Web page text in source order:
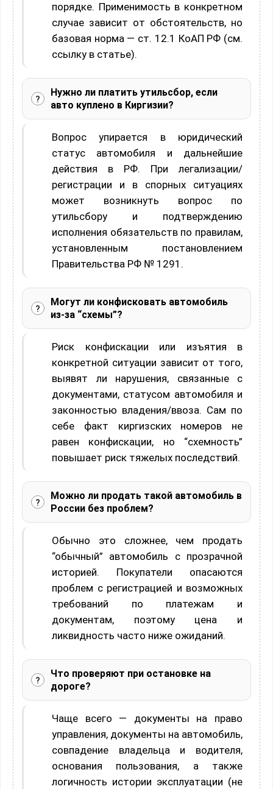
порядке. Применимость в конкретном
случае зависит от обстоятельств, но
базовая норма — ст. 12.1 КоАП РФ (см.
ссылку в статье).
Нужно ли платить утильсбор, если
авто куплено в Киргизии?
Вопрос упирается в юридический
статус автомобиля и дальнейшие
действия в РФ. При легализации/
регистрации и в спорных ситуациях
может возникнуть вопрос по
утильсбору и подтверждению
исполнения обязательств по правилам,
установленным постановлением
Правительства РФ № 1291.
Могут ли конфисковать автомобиль
из-за “схемы”?
Риск конфискации или изъятия в
конкретной ситуации зависит от того,
выявят ли нарушения, связанные с
документами, статусом автомобиля и
законностью владения/ввоза. Сам по
себе факт киргизских номеров не
равен конфискации, но “схемность”
повышает риск тяжелых последствий.
Можно ли продать такой автомобиль в
России без проблем?
Обычно это сложнее, чем продать
“обычный” автомобиль с прозрачной
историей. Покупатели опасаются
проблем с регистрацией и возможных
требований по платежам и
документам, поэтому цена и
ликвидность часто ниже ожиданий.
Что проверяют при остановке на
дороге?
Чаще всего — документы на право
управления, документы на автомобиль,
совпадение владельца и водителя,
основания пользования, а также
логичность истории эксплуатации (не